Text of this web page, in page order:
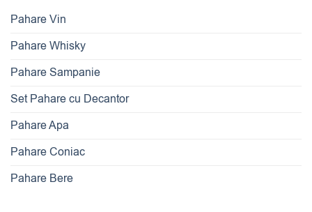
Pahare Vin
Pahare Whisky
Pahare Sampanie
Set Pahare cu Decantor
Pahare Apa
Pahare Coniac
Pahare Bere